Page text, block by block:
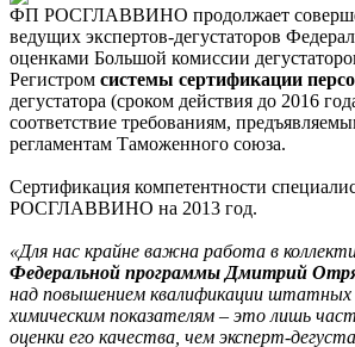
ФП РОСГЛАВВИНО продолжает
ведущих экспертов-дегустаторов
оценками Большой комиссии
Регистром системы сертификации
дегустатора (сроком действия до 2016
соответствие требованиям,
регламентам Таможенного союза.
Сертификация компетентности
РОСГЛАВВИНО на 2013 год.
«Для нас крайне важна работа в
Федеральной программы Дмитрий
над повышением квалификации
химическим показателям – это лишь
оценки его качества, чем эксперт-